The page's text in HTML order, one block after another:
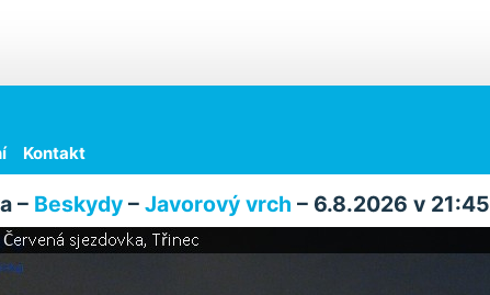
Kontakt
– Beskydy– Javorový vrch – 6.8.2026 v 21:45